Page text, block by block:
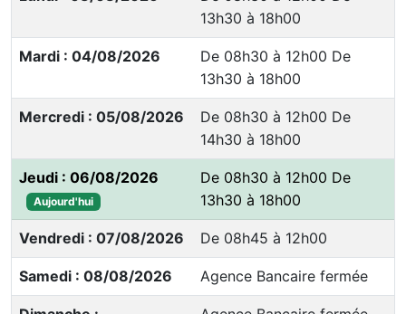
13h30 à 18h00
Mardi : 04/08/2026
De 08h30 à 12h00 De
13h30 à 18h00
Mercredi : 05/08/2026
De 08h30 à 12h00 De
14h30 à 18h00
Jeudi : 06/08/2026
Aujourd'hui
De 08h30 à 12h00 De
13h30 à 18h00
Vendredi : 07/08/2026 De 08h45 à 12h00
Samedi : 08/08/2026 Agence Bancaire fermée